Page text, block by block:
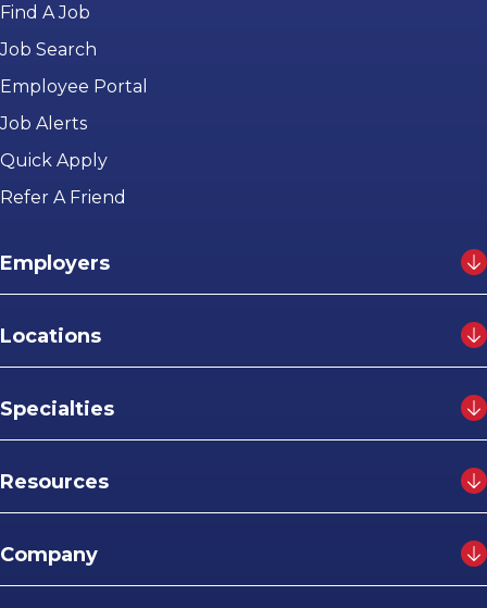
Find A Job
Job Search
Employee Portal
Job Alerts
Quick Apply
Refer A Friend
Employers
Locations
Specialties
Resources
Company